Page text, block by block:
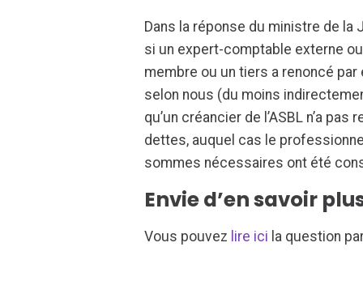
Dans la réponse du ministre de la
si un expert-comptable externe
membre ou un tiers a renoncé
selon nous (du moins
qu’un créancier de l’ASBL n’a
dettes, auquel cas le
sommes nécessaires ont été
Envie d’en savoir
Vous pouvez lire ici la question